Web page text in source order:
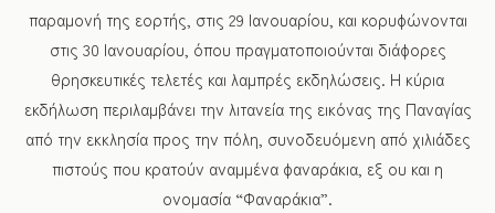
παραμονή της εορτής, στις 29 Ιανουαρίου, και κορυφώνονται
στις 30 Ιανουαρίου, όπου πραγματοποιούνται διάφορες
θρησκευτικές τελετές και λαμπρές εκδηλώσεις. Η κύρια
εκδήλωση περιλαμβάνει την λιτανεία της εικόνας της Παναγίας
από την εκκλησία προς την πόλη, συνοδευόμενη από χιλιάδες
πιστούς που κρατούν αναμμένα φαναράκια, εξ ου και η
ονομασία “Φαναράκια”.